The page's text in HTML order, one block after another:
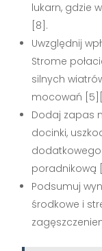
lukarn, gdzie
[8].
Uwzględnij
Strome
silnych
mocowań
Dodaj zapas
docinki,
poradnikową
Podsumuj
środkowe i